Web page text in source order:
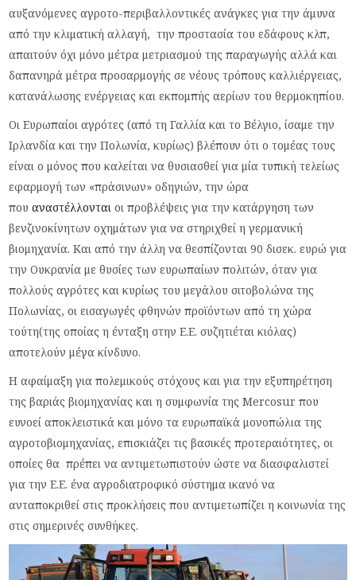
αυξανόμενες αγροτο-περιβαλλοντικές ανάγκες για την άμυνα
από την κλιματική αλλαγή, την προστασία του εδάφους κλπ,
απαιτούν όχι μόνο μέτρα μετριασμού της παραγωγής αλλά και
δαπανηρά μέτρα προσαρμογής σε νέους τρόπους καλλιέργειας,
κατανάλωσης ενέργειας και εκπομπής αερίων του θερμοκηπίου.
Οι Ευρωπαίοι αγρότες (από τη Γαλλία και το Βέλγιο, ίσαμε την
Ιρλανδία και την Πολωνία, κυρίως) βλέπουν ότι ο τομέας τους
είναι ο μόνος που καλείται να θυσιασθεί για μία τυπική τελείως
εφαρμογή των «πράσινων» οδηγιών, την ώρα
πουαναστέλλονται οι προβλέψεις για την κατάργηση των
βενζινοκίνητων οχημάτων για να στηριχθεί η γερμανική
βιομηχανία. Και από την άλλη να θεσπίζονται 90 δισεκ. ευρώ για
την Ουκρανία με θυσίες των ευρωπαίων πολιτών, όταν για
πολλούς αγρότες και κυρίως του μεγάλου σιτοβολώνα της
Πολωνίας, οι εισαγωγές φθηνών προϊόντων από τη χώρα
τούτη(της οποίας η ένταξη στην Ε.Ε. συζητιέται κιόλας)
αποτελούν μέγα κίνδυνο.
Η αφαίμαξη για πολεμικούς στόχους και για την εξυπηρέτηση
της βαριάς βιομηχανίας και η συμφωνία της Mercosur που
ευνοεί αποκλειστικά και μόνο τα ευρωπαϊκά μονοπώλια της
αγροτοβιομηχανίας, επισκιάζει τις βασικές προτεραιότητες, οι
οποίες θα πρέπει να αντιμετωπιστούν ώστε να διασφαλιστεί
για την Ε.Ε. ένα αγροδιατροφικό σύστημα ικανό να
ανταποκριθεί στις προκλήσεις που αντιμετωπίζει η κοινωνία της
στις σημερινές συνθήκες.